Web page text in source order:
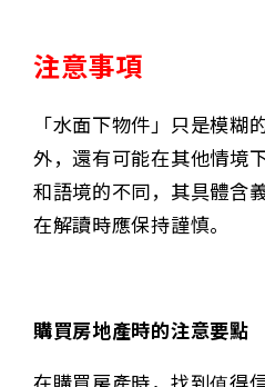
注意事項
「水面下物件」只是模糊
外，還有可能在其他情境
和語境的不同，其具體含
在解讀時應保持謹慎。
購買房地產時的注意要點